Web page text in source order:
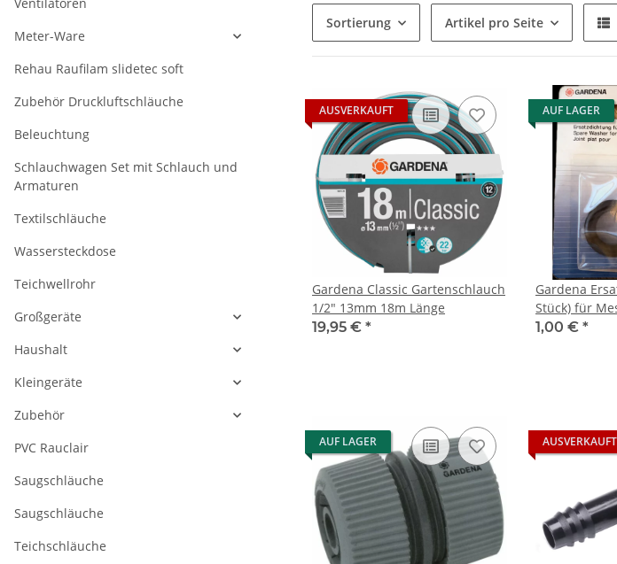
Sortierung Artikel pro Seite
AUSVERKAUFT
Gardena Classic Gartenschlauch
1/2" 13mm 18m Länge
19,95 € *
AUF LAGER
Gardena
Stück) für
1,00 € *
AUF LAGER AUSVERKAUFT
Meter-Ware
Rehau Raufilam slidetec soft
Zubehör Druckluftschläuche
Beleuchtung
Schlauchwagen Set mit Schlauch und
Armaturen
Textilschläuche
Wassersteckdose
Teichwellrohr
Großgeräte
Haushalt
Kleingeräte
Zubehör
PVC Rauclair
Saugschläuche
Saugschläuche
Teichschläuche